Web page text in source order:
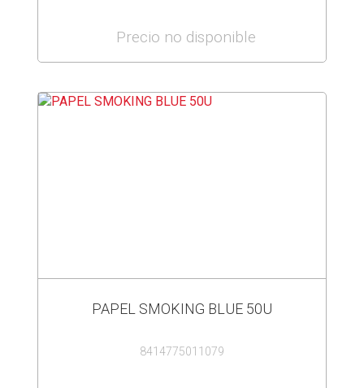
Precio no disponible
PAPEL SMOKING BLUE 50U
8414775011079